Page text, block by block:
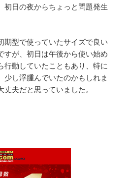
初日の夜からちょっと問題発生
期型で使っていたサイズで良い
すが、初日は午後から使い始め
行動していたこともあり、特に
少し浮腫んでいたのかもしれま
夫だと思っていました。